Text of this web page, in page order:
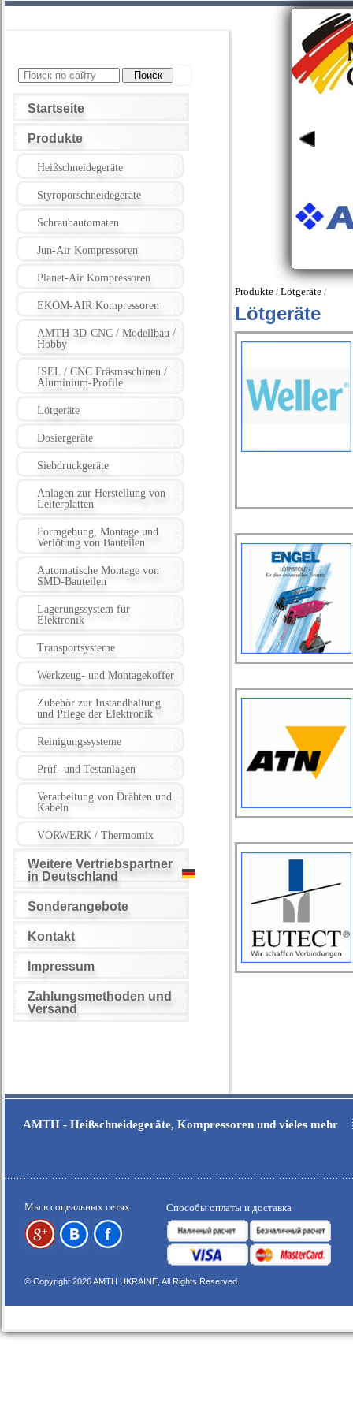
Startseite
Produkte
Heißschneidegeräte
Styroporschneidegeräte
Schraubautomaten
Jun-Air Kompressoren
Planet-Air Kompressoren
EKOM-AIR Kompressoren
AMTH-3D-CNC / Modellbau /
Hobby
ISEL / CNC Fräsmaschinen /
Aluminium-Profile
Lötgeräte
Dosiergeräte
Siebdruckgeräte
Anlagen zur Herstellung von
Leiterplatten
Formgebung, Montage und
Verlötung von Bauteilen
Automatische Montage von
SMD-Bauteilen
Lagerungssystem für
Elektronik
Transportsysteme
Werkzeug- und Montagekoffer
Zubehör zur Instandhaltung
und Pflege der Elektronik
Reinigungssysteme
Prüf- und Testanlagen
Verarbeitung von Drähten und
Kabeln
VORWERK / Thermomix
Weitere Vertriebspartner
in Deutschland
Sonderangebote
Kontakt
Impressum
Zahlungsmethoden und
Versand
Produkte / Lötgeräte /
Lötgeräte
AMTH - Heißschneidegeräte, Kompressoren und vieles mehr
Мы в соцеальных сетях Способы оплаты и доставка
© Copyright 2026 AMTH UKRAINE, All Rights Reserved.